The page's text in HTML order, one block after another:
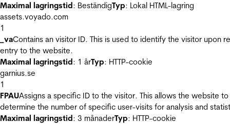
Maximal lagringstid: BeständigTyp: Lokal HTML-lagring
assets.voyado.com
1
_vaContains an visitor ID. This is used to identify the visitor upon
entry to the website.
Maximal lagringstid: 1 årTyp: HTTP-cookie
garnius.se
1
FPAUAssigns a specific ID to the visitor. This allows the website to
determine the number of specific user-visits for analysis and
Maximal lagringstid: 3 månaderTyp: HTTP-cookie